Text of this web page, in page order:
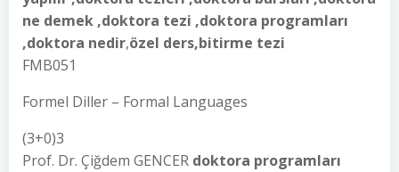
ne demek ,doktora tezi ,doktora programları
,doktora nedir,özel ders,bitirme tezi
FMB051
Formel Diller – Formal Languages
(3+0)3
Prof. Dr. Çiğdem GENCER doktora programları